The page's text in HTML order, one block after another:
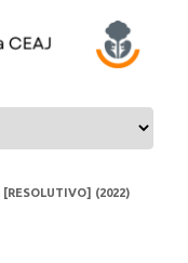
[RESOLUTIVO] (2022)